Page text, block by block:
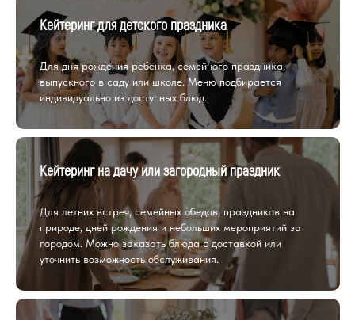
Кейтеринг для детского праздника
Для дня рождения ребёнка, семейного праздника,
выпускного в саду или школе. Меню подбирается
индивидуально из доступных блюд.
Кейтеринг на дачу или загородный праздник
Для летних встреч, семейных обедов, праздников на
природе, дней рождения и небольших мероприятий за
городом. Можно заказать блюда с доставкой или
уточнить возможность обслуживания.